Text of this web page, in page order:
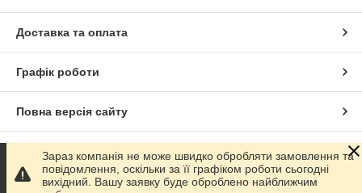
Доставка та оплата
Графік роботи
Повна версія сайту
Сайт створено на маркетплейсі Prom.ua
Зараз компанія не може швидко обробляти замовлення та
повідомлення, оскільки за її графіком роботи сьогодні
вихідний. Вашу заявку буде оброблено найближчим